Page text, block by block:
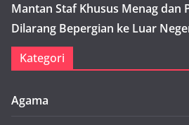
Mantan Staf Khusus Menag dan
Dilarang Bepergian ke Luar
Kategori
Agama